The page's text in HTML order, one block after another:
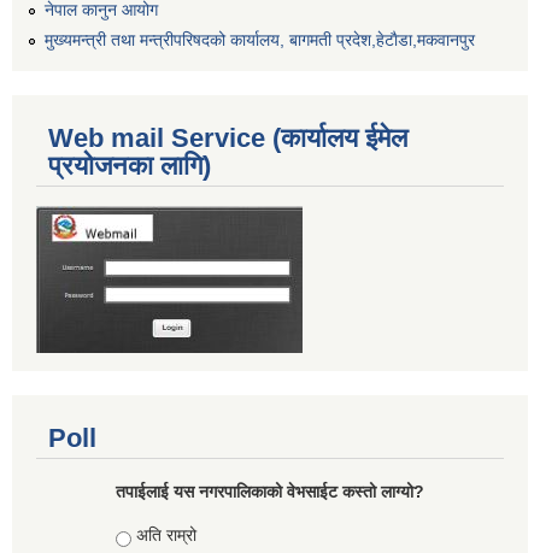
नेपाल कानुन आयोग
मुख्यमन्त्री तथा मन्त्रीपरिषदको कार्यालय, बागमती प्रदेश,हेटाैडा,मकवानपुर
Web mail Service (कार्यालय ईमेल
प्रयोजनका लागि)
Poll
तपाईलाई यस नगरपालिकाको वेभसाईट कस्तो लाग्यो?
Choices
अति राम्रो